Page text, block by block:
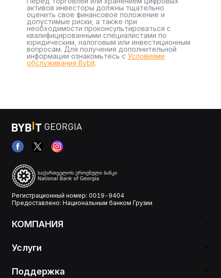
активов инвесторы должны тщательно
оценить свое финансовое положение и
допустимые риски, а также при
необходимости проконсультироваться с
квалифицированными специалистами по
юридическим, налоговым или инвестиционным
вопросам. Для получения дополнительной
информации ознакомьтесь с Условиями
обслуживания Bybit.
Регистрационный номер: 0019-9404
Предоставлено: Национальным банком Грузии
КОМПАНИЯ
Услуги
Поддержка